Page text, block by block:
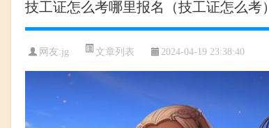
技工证怎么考哪里报名（技工证怎么考）
网友:jg 文章列表 2024-04-19 23:38:40